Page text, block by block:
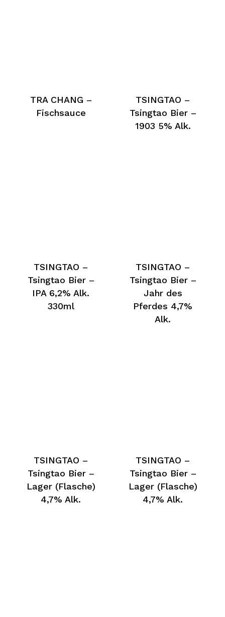
TRA CHANG –
Fischsauce
TSINGTAO –
Tsingtao Bier –
1903 5% Alk.
TSINGTAO –
Tsingtao Bier –
IPA 6,2% Alk.
330ml
TSINGTAO –
Tsingtao Bier –
Jahr des
Pferdes 4,7%
Alk.
TSINGTAO –
Tsingtao Bier –
Lager (Flasche)
4,7% Alk.
TSINGTAO –
Tsingtao Bier –
Lager (Flasche)
4,7% Alk.